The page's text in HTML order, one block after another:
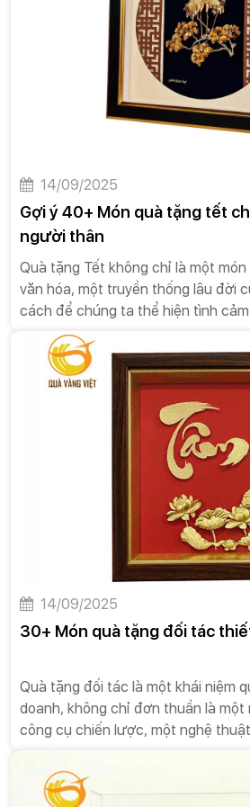
14/09/2025
Gợi ý 40+ Món quà tặng tết
người thân
Quà tặng Tết không chỉ là một
văn hóa, một truyền thống lâu đời
cách để chúng ta thể hiện tình
những lời chúc tốt đẹp nhất đến
đồng nghiệp và đối tác.Dưới đây là
ý nghĩa của quà tặng Tết.
14/09/2025
30+ Món quà tặng đối tác
Quà tặng đối tác là một khái niệm
doanh, không chỉ đơn thuần là một
công cụ chiến lược, một nghệ
các mối quan hệ bền vững.Quà
là một hành động bắt buộc, nhưng